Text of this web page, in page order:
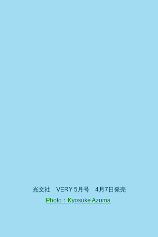
光文社　VERY 5月号　4月7日発売
Photo：Kyosuke Azuma